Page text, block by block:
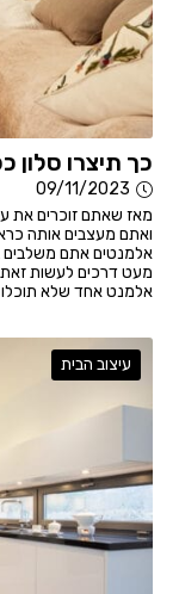
כך תיצרו סלון
09/11/2023
מאז שאתם זוכרים את
ואתם מעצבים אותה
אלמנטים אתם משלבים
מעט דרכים לעשות
אלמנט אחד שלא תוכלו
עיצוב הבית